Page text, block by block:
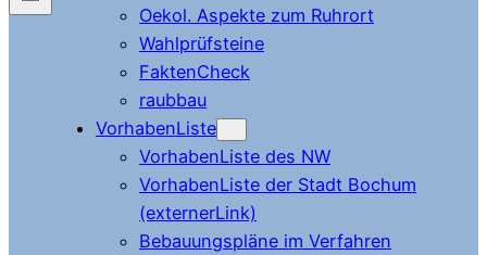
Oekol. Aspekte zum Ruhrort
Wahlprüfsteine
FaktenCheck
raubbau
VorhabenListe
VorhabenListe des NW
VorhabenListe der Stadt Bochum
(externerLink)
Bebauungspläne im Verfahren